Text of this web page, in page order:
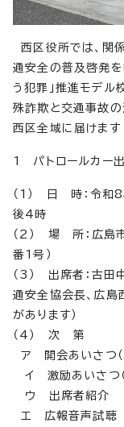
西区役所では、関
通安全の普及啓発を
う犯罪」推進モデ
殊詐欺と交通事故の
西区全域に届けます
1 パトロールカー
（1） 日 時：令和
後4時
（2） 場 所：広島
番1号）
（3） 出席者：古田
通安全協会長、広島
があります）
（4） 次 第
ア 開会あいさつ（
イ 激励あいさつ（
ウ 出席者紹介
エ 広報音声試聴